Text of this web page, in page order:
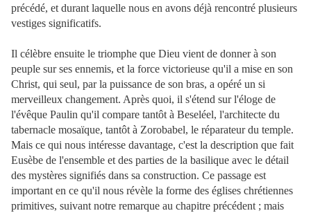
précédé, et durant laquelle nous en avons déjà rencontré plusieurs
vestiges significatifs.
Il célèbre ensuite le triomphe que Dieu vient de donner à son
peuple sur ses ennemis, et la force victorieuse qu'il a mise en son
Christ, qui seul, par la puissance de son bras, a opéré un si
merveilleux changement. Après quoi, il s'étend sur l'éloge de
l'évêque Paulin qu'il compare tantôt à Beseléel, l'architecte du
tabernacle mosaïque, tantôt à Zorobabel, le réparateur du temple.
Mais ce qui nous intéresse davantage, c'est la description que fait
Eusèbe de l'ensemble et des parties de la basilique avec le détail
des mystères signifiés dans sa construction. Ce passage est
important en ce qu'il nous révèle la forme des églises chrétiennes
primitives, suivant notre remarque au chapitre précédent ; mais